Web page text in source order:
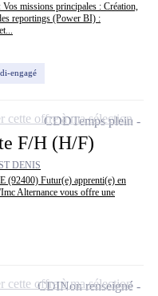
missions principales : Création,
reportings (Power BI) :
engagé
F/H (H/F)
DENIS
Futur(e) apprenti(e) en
Alternance vous offre une
CDDTemps plein
cette offre à ma sélection
CDINon renseigné
cette offre à ma sélection